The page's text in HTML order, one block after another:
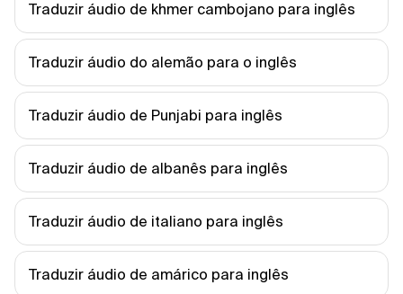
Traduzir áudio de khmer cambojano para inglês
Traduzir áudio do alemão para o inglês
Traduzir áudio de Punjabi para inglês
Traduzir áudio de albanês para inglês
Traduzir áudio de italiano para inglês
Traduzir áudio de amárico para inglês